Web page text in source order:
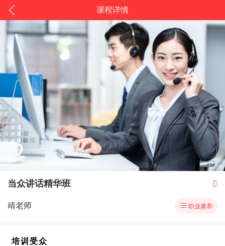
课程详情
当众讲话精华班 
靖老师  职业素养
培训受众